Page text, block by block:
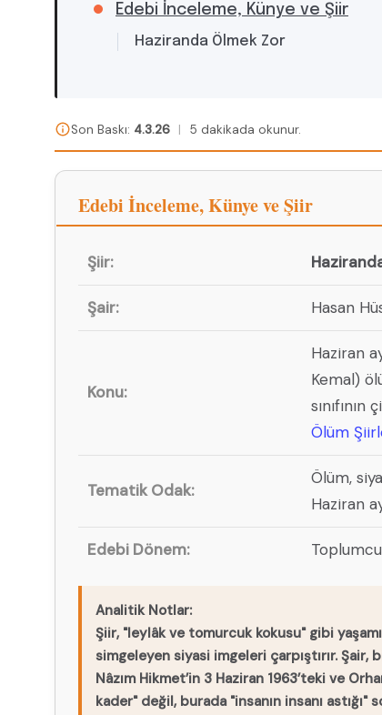
Edebi İnceleme, Künye ve Şiir
Haziranda Ölmek Zor
Son Baskı: 4.3.26 | 5 dakikada okunur.
Edebi İnceleme, Künye ve Şiir
Şiir:
Şair: Hasan
Konu:
Haziran
Kemal)
Ölüm
Tematik Odak:
Ölüm,
Haziran
Edebi Dönem:
Analitik Notlar:
Şiir, "leylâk ve tomurcuk kokusu" gibi
simgeleyen siyasi imgeleri çarpıştırır.
Nâzım Hikmet’in 3 Haziran 1963’teki ve
kader" değil, burada "insanın insanı